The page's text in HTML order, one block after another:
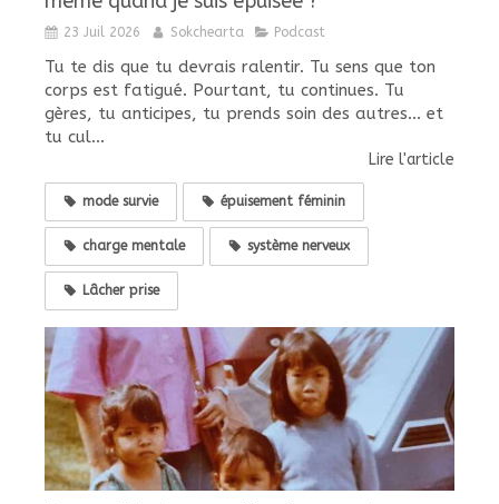
23 Juil 2026 Sokchearta Podcast
Tu te dis que tu devrais ralentir. Tu sens que ton
corps est fatigué. Pourtant, tu continues. Tu
gères, tu anticipes, tu prends soin des autres... et
tu cul...
Lire l'article
mode survie épuisement féminin
charge mentale système nerveux
Lâcher prise